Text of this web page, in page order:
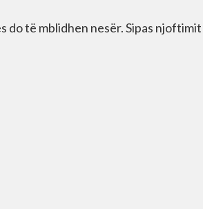
do të mblidhen nesër. Sipas